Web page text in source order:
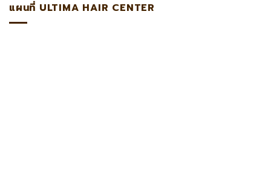
แผนที่ ULTIMA HAIR CENTER